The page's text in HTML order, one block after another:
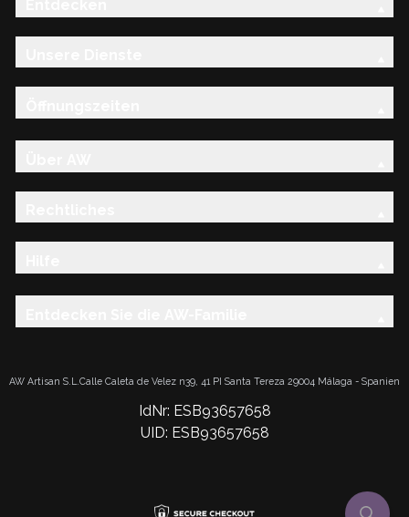
AW Artisan S.L.Calle Caleta de Velez n39, 41 PI Santa Tereza 29004 Málaga - Spanien
IdNr: ESB93657658
UID: ESB93657658